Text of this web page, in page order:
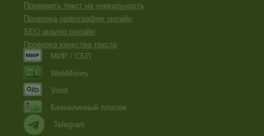
Проверить текст на уникальность
Проверка орфографии онлайн
SEO анализ онлайн
Проверка качества текста
МИР / СБП
WebMoney
Volet
Безналичный платеж
Telegram